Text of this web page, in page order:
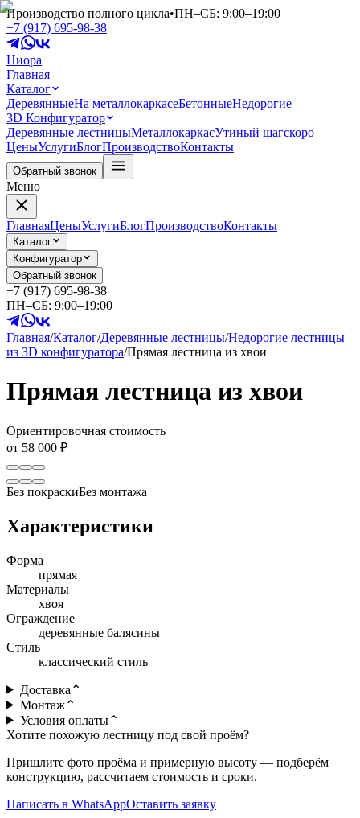
Производство полного цикла•ПН–СБ: 9:00–19:00
+7 (917) 695-98-38
Ниора
Главная
Каталог
ДеревянныеНа металлокаркасеБетонныеНедорогие
3D Конфигуратор
Деревянные лестницыМеталлокаркасУтиный шагскоро
ЦеныУслугиБлогПроизводствоКонтакты
Обратный звонок
Меню
ГлавнаяЦеныУслугиБлогПроизводствоКонтакты
Каталог
Конфигуратор
Обратный звонок
+7 (917) 695-98-38
ПН–СБ: 9:00–19:00
Главная/Каталог/Деревянные лестницы/Недорогие лестницы
из 3D конфигуратора/Прямая лестница из хвои
Прямая лестница из хвои
Ориентировочная стоимость
от 58 000 ₽
Без покраскиБез монтажа
Характеристики
Форма
прямая
Материалы
хвоя
Ограждение
деревянные балясины
Стиль
классический стиль
Доставка ⌃
Монтаж⌃
Условия оплаты⌃
Хотите похожую лестницу под свой проём?
Пришлите фото проёма и примерную высоту — подберём
конструкцию, рассчитаем стоимость и сроки.
Написать в WhatsAppОставить заявку